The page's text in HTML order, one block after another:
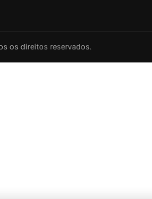
os direitos reservados.